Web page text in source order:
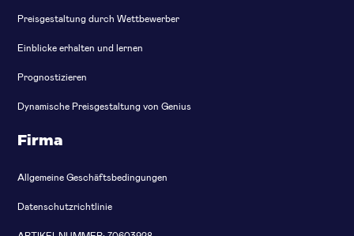
Preisgestaltung durch Wettbewerber
Einblicke erhalten und lernen
Prognostizieren
Dynamische Preisgestaltung von Genius
Firma
Allgemeine Geschäftsbedingungen
Datenschutzrichtlinie